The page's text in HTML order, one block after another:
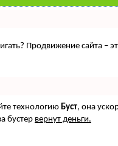
Продвижение сайта
технологию Буст, она
бустер вернут деньги.